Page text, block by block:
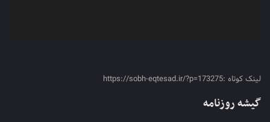
لینک کوتاه :https://sobh-eqtesad.ir/?p=173275
گیشه روزنامه